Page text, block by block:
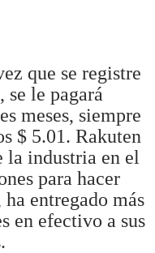
que se registre
se le pagará
meses, siempre
$ 5.01. Rakuten
la industria en el
para hacer
entregado más
en efectivo a sus